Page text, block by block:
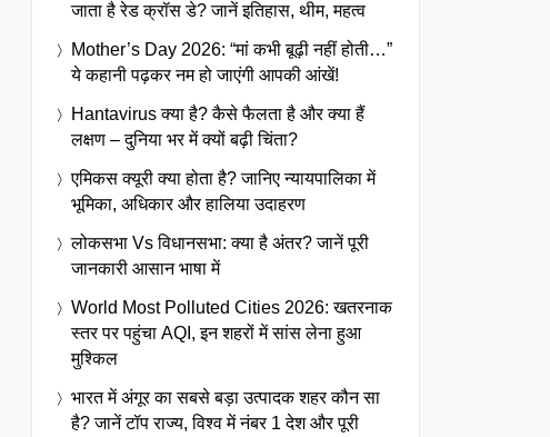
जाता है रेड क्रॉस डे? जानें इतिहास, थीम, महत्व
Mother’s Day 2026: “मां कभी बूढ़ी नहीं होती…”
ये कहानी पढ़कर नम हो जाएंगी आपकी आंखें!
Hantavirus क्या है? कैसे फैलता है और क्या हैं
लक्षण – दुनिया भर में क्यों बढ़ी चिंता?
एमिकस क्यूरी क्या होता है? जानिए न्यायपालिका में
भूमिका, अधिकार और हालिया उदाहरण
लोकसभा Vs विधानसभा: क्या है अंतर? जानें पूरी
जानकारी आसान भाषा में
World Most Polluted Cities 2026: खतरनाक
स्तर पर पहुंचा AQI, इन शहरों में सांस लेना हुआ
मुश्किल
भारत में अंगूर का सबसे बड़ा उत्पादक शहर कौन सा
है? जानें टॉप राज्य, विश्व में नंबर 1 देश और पूरी